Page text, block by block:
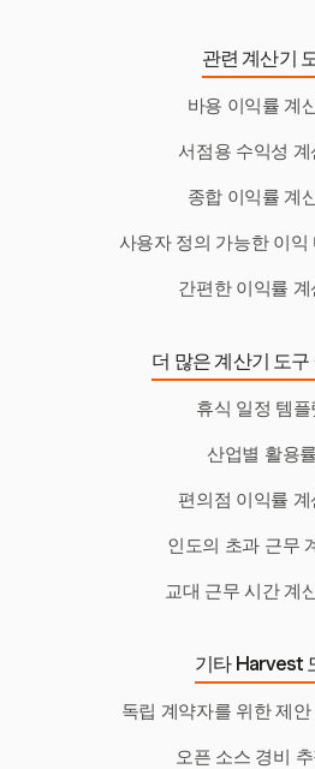
관련 계산기
바용 이익률 계
서점용 수익성 계
종합 이익률 계
사용자 정의 가능한 이익
간편한 이익률 계
더 많은 계산기 도구
휴식 일정 템플
산업별 활용률
편의점 이익률 계
인도의 초과 근무
교대 근무 시간 계
기타 Harvest
독립 계약자를 위한 제
오픈 소스 경비